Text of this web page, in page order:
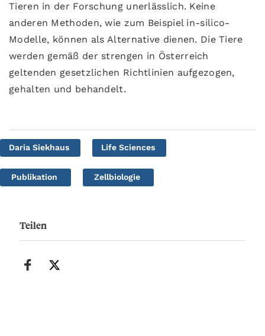
Tieren in der Forschung unerlässlich. Keine
anderen Methoden, wie zum Beispiel in-silico-
Modelle, können als Alternative dienen. Die Tiere
werden gemäß der strengen in Österreich
geltenden gesetzlichen Richtlinien aufgezogen,
gehalten und behandelt.
Daria Siekhaus Life Sciences
Publikation Zellbiologie
Teilen